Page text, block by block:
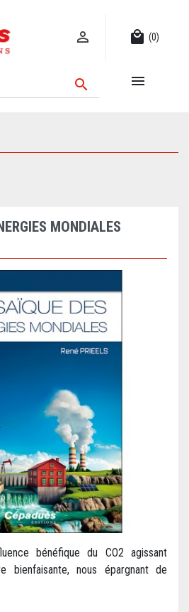
 local_mall (0)
 
MONDIALES
bénéfique du CO2 agissant
bienfaisante, nous épargnant de